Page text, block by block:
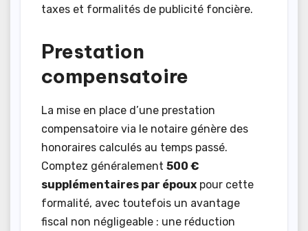
taxes et formalités de publicité foncière.
Prestation
compensatoire
La mise en place d’une prestation
compensatoire via le notaire génère des
honoraires calculés au temps passé.
Comptez généralement 500 €
supplémentaires par époux pour cette
formalité, avec toutefois un avantage
fiscal non négligeable : une réduction